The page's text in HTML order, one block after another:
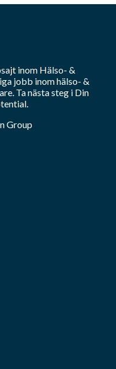
inom Hälso- &
jobb inomhälso- &
Ta nästa steg i Din
Group